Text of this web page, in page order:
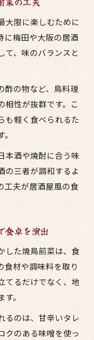
大限に楽しむために
に梅田や大阪の居酒
て、味のバランスと
酢の物など、鳥料理
相性が抜群です。こ
も軽く食べられるた
本酒や焼酎に合う味
の三者が調和するよ
工夫が居酒屋風の食
食卓を演出
した焼鳥前菜は、食
食材や調味料を取り
てるだけでなく、地
。
るのは、甘辛いタレ
クのある味噌を使っ